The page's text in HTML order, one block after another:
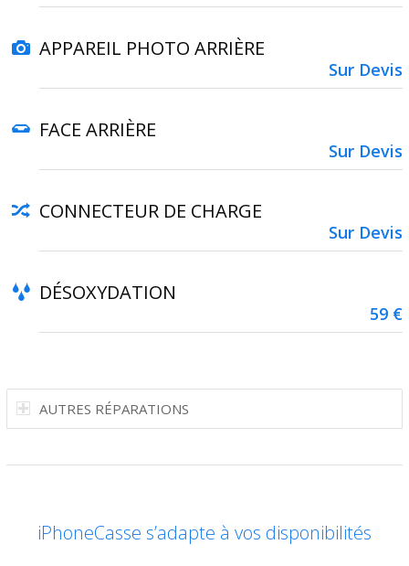
APPAREIL PHOTO ARRIÈRE
Sur Devis
FACE ARRIÈRE
Sur Devis
CONNECTEUR DE CHARGE
Sur Devis
DÉSOXYDATION
59 €
AUTRES RÉPARATIONS
iPhoneCasse s’adapte à vos disponibilités